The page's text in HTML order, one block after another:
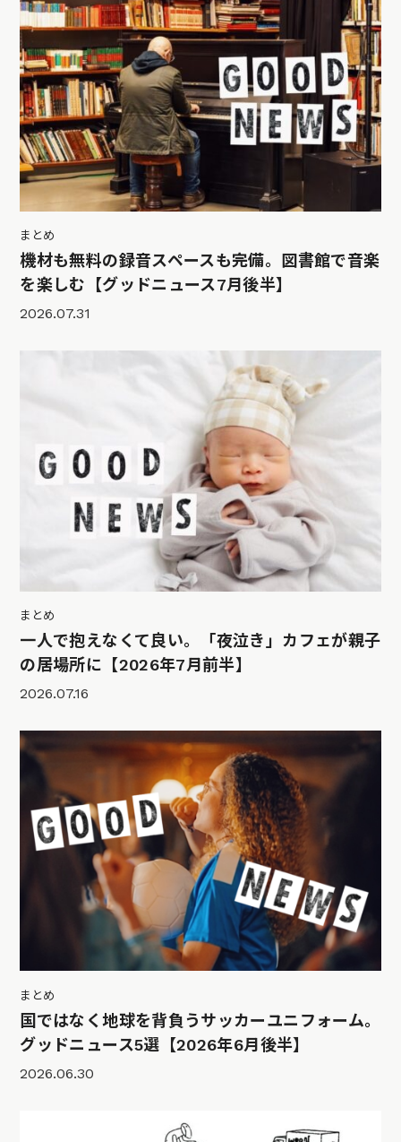
まとめ
機材も無料の録音スペースも完備。図書館で音楽
を楽しむ【グッドニュース7月後半】
2026.07.31
まとめ
一人で抱えなくて良い。「夜泣き」カフェが親子
の居場所に【2026年7月前半】
2026.07.16
まとめ
国ではなく地球を背負うサッカーユニフォーム。
グッドニュース5選【2026年6月後半】
2026.06.30